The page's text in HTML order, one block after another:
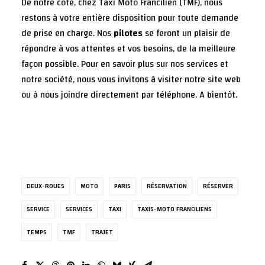
restons à votre entière disposition pour toute demande
de prise en charge. Nospilotesse feront un plaisir de
répondre à vos attentes et vos besoins, de la meilleure
façon possible. Pour en savoir plus sur nos services et
notre société, nous vous invitons à visiter notre site web
ou à nous joindre directement par téléphone. A bientôt.
DEUX-ROUES MOTO PARIS RÉSERVATION
RÉSERVER
SERVICE
SERVICES TAXI
TAXIS-MOTO FRANCILIENS
TEMPS
TMF TRAJET